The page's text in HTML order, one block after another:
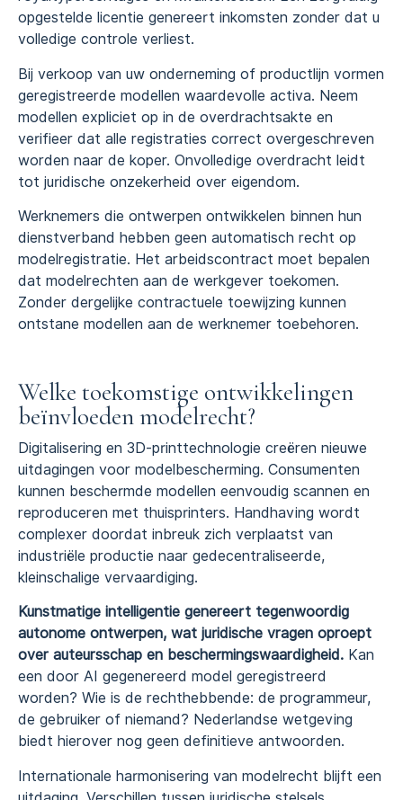
opgestelde licentie genereert inkomsten zonder dat u
volledige controle verliest.
Bij verkoop van uw onderneming of productlijn vormen
geregistreerde modellen waardevolle activa. Neem
modellen expliciet op in de overdrachtsakte en
verifieer dat alle registraties correct overgeschreven
worden naar de koper. Onvolledige overdracht leidt
tot juridische onzekerheid over eigendom.
Werknemers die ontwerpen ontwikkelen binnen hun
dienstverband hebben geen automatisch recht op
modelregistratie. Het arbeidscontract moet bepalen
dat modelrechten aan de werkgever toekomen.
Zonder dergelijke contractuele toewijzing kunnen
ontstane modellen aan de werknemer toebehoren.
Welke toekomstige ontwikkelingen
beïnvloeden modelrecht?
Digitalisering en 3D-printtechnologie creëren nieuwe
uitdagingen voor modelbescherming. Consumenten
kunnen beschermde modellen eenvoudig scannen en
reproduceren met thuisprinters. Handhaving wordt
complexer doordat inbreuk zich verplaatst van
industriële productie naar gedecentraliseerde,
kleinschalige vervaardiging.
Kunstmatige intelligentie genereert tegenwoordig
autonome ontwerpen, wat juridische vragen oproept
over auteursschap en beschermingswaardigheid. Kan
een door AI gegenereerd model geregistreerd
worden? Wie is de rechthebbende: de programmeur,
de gebruiker of niemand? Nederlandse wetgeving
biedt hierover nog geen definitieve antwoorden.
Internationale harmonisering van modelrecht blijft een